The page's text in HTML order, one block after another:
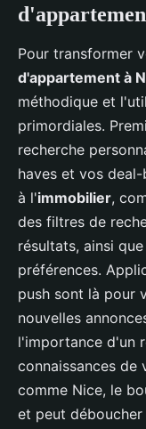
Pour transformer
d'appartement à
méthodique et
primordiales.
recherche
haves et vos
à l'immobilier,
des filtres de
résultats, ainsi
préférences.
push sont là pour
nouvelles
l'importance d'un
connaissances de
comme Nice, le
et peut